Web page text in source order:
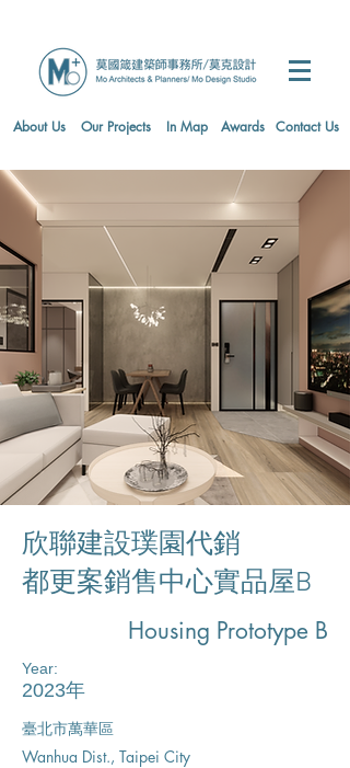
About Us Our Projects In Map Awards Contact Us
欣聯建設璞園代銷
都更案銷售中心實品屋B
Housing Prototype B
Year:
2023年
臺北市萬華區
Wanhua Dist., Taipei City